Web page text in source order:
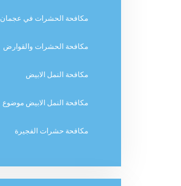
مكافحة الحشرات في عجمان
مكافحة الحشرات والقوارض
مكافحة النمل الابيض
مكافحة النمل الابيض موضوع
مكافحة حشرات الفجيرة